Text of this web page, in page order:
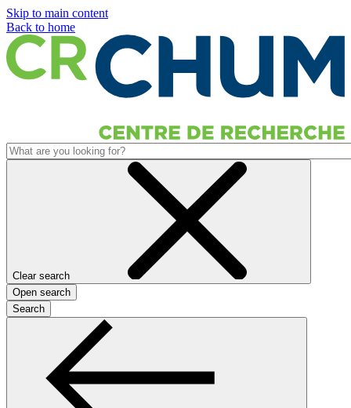
Skip to main content
Back to home
Clear search
Open search
Search